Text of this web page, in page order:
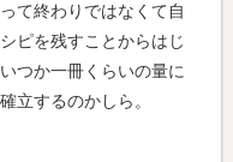
て終わりではなくて自
ピを残すことからはじ
つか一冊くらいの量に
立するのかしら。